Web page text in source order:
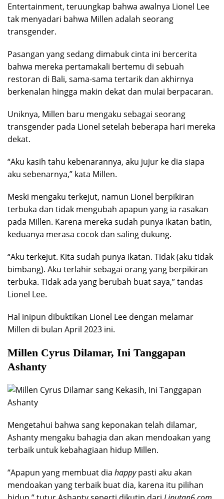
Entertainment, teruungkap bahwa awalnya Lionel Lee
tak menyadari bahwa Millen adalah seorang
transgender.
Pasangan yang sedang dimabuk cinta ini bercerita
bahwa mereka pertamakali bertemu di sebuah
restoran di Bali, sama-sama tertarik dan akhirnya
berkenalan hingga makin dekat dan mulai berpacaran.
Uniknya, Millen baru mengaku sebagai seorang
transgender pada Lionel setelah beberapa hari mereka
dekat.
“Aku kasih tahu kebenarannya, aku jujur ke dia siapa
aku sebenarnya,” kata Millen.
Meski mengaku terkejut, namun Lionel berpikiran
terbuka dan tidak mengubah apapun yang ia rasakan
pada Millen. Karena mereka sudah punya ikatan batin,
keduanya merasa cocok dan saling dukung.
“Aku terkejut. Kita sudah punya ikatan. Tidak (aku tidak
bimbang). Aku terlahir sebagai orang yang berpikiran
terbuka. Tidak ada yang berubah buat saya,” tandas
Lionel Lee.
Hal inipun dibuktikan Lionel Lee dengan melamar
Millen di bulan April 2023 ini.
Millen Cyrus Dilamar, Ini Tanggapan
Ashanty
Mengetahui bahwa sang keponakan telah dilamar,
Ashanty mengaku bahagia dan akan mendoakan yang
terbaik untuk kebahagiaan hidup Millen.
“Apapun yang membuat dia happypasti aku akan
mendoakan yang terbaik buat dia, karena itu pilihan